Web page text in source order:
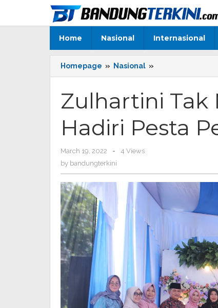
content
Home Nasional Internasional
Homepage » Nasional »
Tak
Wagubri
Hadiri
Pesta
Pernikahan
Zulhartini Tak
Hadiri Pesta
March 19, 2022
by
bandungterkini
-
4 Views
by bandungterkini